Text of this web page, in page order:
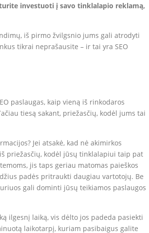
investuoti į savo tinklalapio reklamą,
iš pirmo žvilgsnio jums gali atrodyti
tikrai neprašausite – ir tai yra SEO
paslaugas, kaip vieną iš rinkodaros
tiesą sakant, priežasčių, kodėl jums tai
Jei atsakė, kad nė akimirkos
priežasčių, kodėl jūsų tinklalapiui taip pat
jis taps geriau matomas paieškos
padės pritraukti daugiau vartotojų. Be
gali dominti jūsų teikiamos paslaugos
ilgesnį laiką, vis dėlto jos padeda pasiekti
laikotarpį, kuriam pasibaigus galite